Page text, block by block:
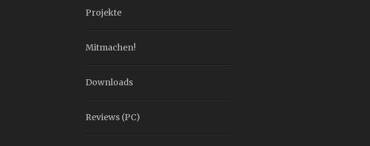
Projekte
Mitmachen!
Downloads
Reviews (PC)